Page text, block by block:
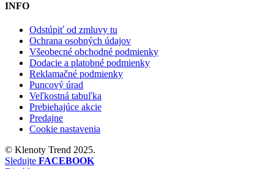
INFO
Odstúpiť od zmluvy tu
Ochrana osobných údajov
Všeobecné obchodné podmienky
Dodacie a platobné podmienky
Reklamačné podmienky
Puncový úrad
Veľkostná tabuľka
Prebiehajúce akcie
Predajne
Cookie nastavenia
© Klenoty Trend 2025.
Sledujte FACEBOOK